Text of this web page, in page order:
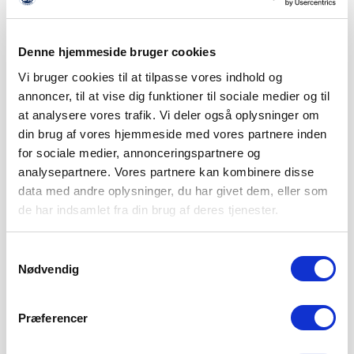
Denne hjemmeside bruger cookies
Vi bruger cookies til at tilpasse vores indhold og
annoncer, til at vise dig funktioner til sociale medier og til
at analysere vores trafik. Vi deler også oplysninger om
din brug af vores hjemmeside med vores partnere inden
for sociale medier, annonceringspartnere og
analysepartnere. Vores partnere kan kombinere disse
data med andre oplysninger, du har givet dem, eller som
de har indsamlet fra din brug af deres tjenester.
Nødvendig
Præferencer
SØNDERJYSKE FODBOLD SÆLGER